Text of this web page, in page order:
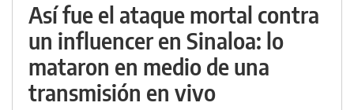
Así fue el ataque mortal contra
un influencer en Sinaloa: lo
mataron en medio de una
transmisión en vivo